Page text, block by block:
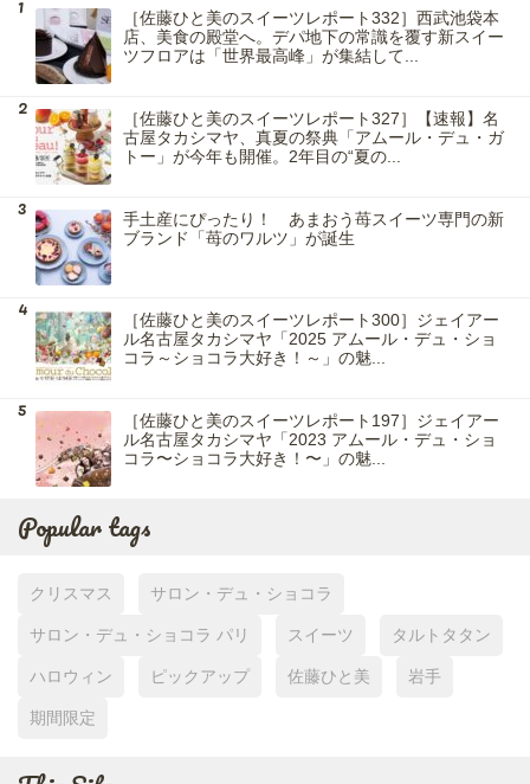
［佐藤ひと美のスイーツレポート332］西武池袋本
店、美食の殿堂へ。デパ地下の常識を覆す新スイー
ツフロアは「世界最高峰」が集結して...
［佐藤ひと美のスイーツレポート327］【速報】名
古屋タカシマヤ、真夏の祭典「アムール・デュ・ガ
トー」が今年も開催。2年目の“夏の...
手土産にぴったり！ あまおう苺スイーツ専門の新
ブランド「苺のワルツ」が誕生
［佐藤ひと美のスイーツレポート300］ジェイアー
ル名古屋タカシマヤ「2025 アムール・デュ・ショ
コラ～ショコラ大好き！～」の魅...
［佐藤ひと美のスイーツレポート197］ジェイアー
ル名古屋タカシマヤ「2023 アムール・デュ・ショ
コラ〜ショコラ大好き！〜」の魅...
Popular tags
クリスマス サロン・デュ・ショコラ
サロン・デュ・ショコラ パリ スイーツ タルトタタン
ハロウィン ピックアップ 佐藤ひと美 岩手
期間限定